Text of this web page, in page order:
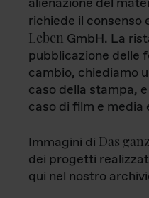
richiede il consenso
Leben GmbH. La
pubblicazione delle
cambio, chiediamo
caso della stampa,
caso di film e media
Immagini di Das
dei progetti
qui nel nostro